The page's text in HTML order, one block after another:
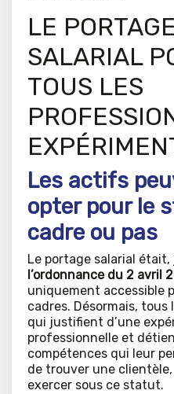
LE PORTAGE
SALARIAL
TOUS LES
Les actifs
opter pour le
cadre ou pas
Le portage salarial était,
l’ordonnance du 2 avril
uniquement accessible
cadres. Désormais,
qui justifient d’une
professionnelle et
compétences qui leur
de trouver une
exercer sous ce statut.